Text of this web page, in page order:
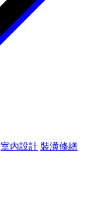
室內設計 裝潢修繕